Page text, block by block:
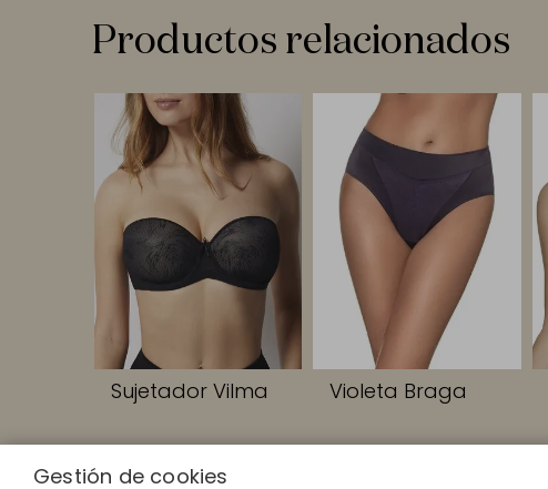
Productos relacionados
Sujetador Vilma Violeta Braga
Gestión de cookies